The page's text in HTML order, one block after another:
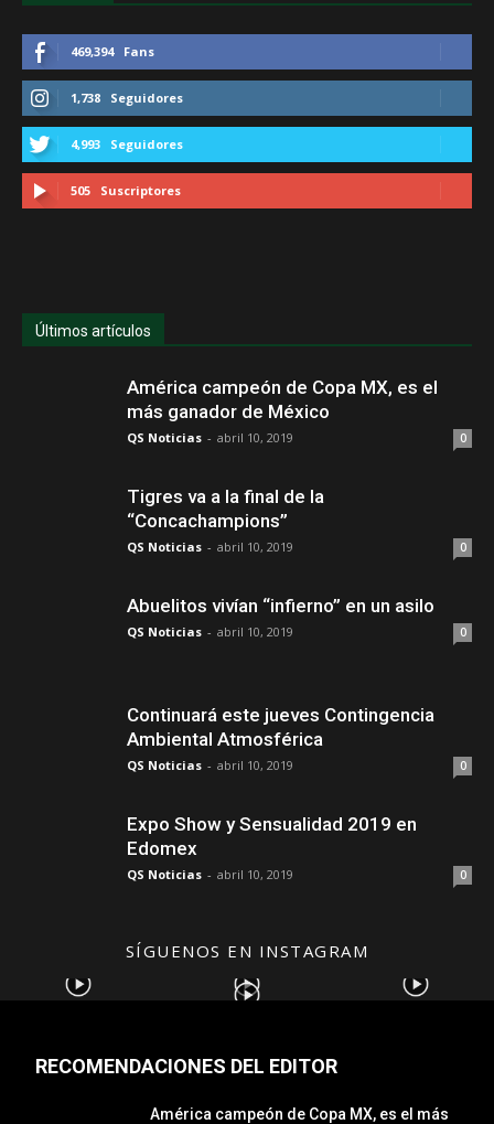
469,394 Fans
1,738 Seguidores
4,993 Seguidores
505 Suscriptores
Últimos artículos
América campeón de Copa MX, es el
más ganador de México
QS Noticias - abril 10, 2019 0
Tigres va a la final de la
“Concachampions”
QS Noticias - abril 10, 2019 0
Abuelitos vivían “infierno” en un asilo
QS Noticias - abril 10, 2019 0
Continuará este jueves Contingencia
Ambiental Atmosférica
QS Noticias - abril 10, 2019 0
Expo Show y Sensualidad 2019 en
Edomex
QS Noticias - abril 10, 2019 0
SÍGUENOS EN INSTAGRAM
RECOMENDACIONES DEL EDITOR
América campeón de Copa MX, es el más